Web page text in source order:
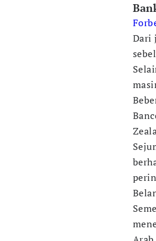
Dari